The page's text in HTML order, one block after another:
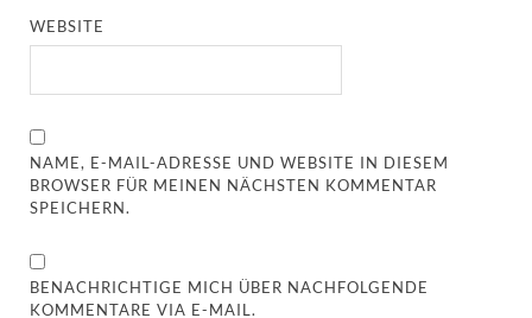
WEBSITE
NAME, E-MAIL-ADRESSE UND WEBSITE IN DIESEM
BROWSER FÜR MEINEN NÄCHSTEN KOMMENTAR
SPEICHERN.
BENACHRICHTIGE MICH ÜBER NACHFOLGENDE
KOMMENTARE VIA E-MAIL.